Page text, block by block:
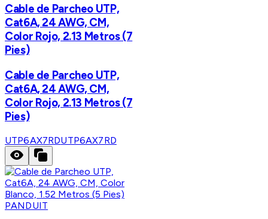
Cable de Parcheo UTP,
Cat6A, 24 AWG, CM,
Color Rojo, 2.13 Metros (7
Pies)
Cable de Parcheo UTP,
Cat6A, 24 AWG, CM,
Color Rojo, 2.13 Metros (7
Pies)
UTP6AX7RDUTP6AX7RD
PANDUIT